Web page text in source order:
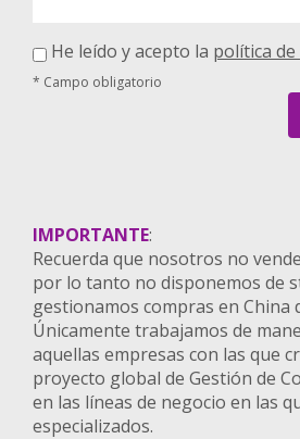
He leído y acepto la política
* Campo obligatorio
IMPORTANTE:
Recuerda que nosotros no
por lo tanto no disponemos de
gestionamos compras en China
Únicamente trabajamos de
aquellas empresas con las que
proyecto global de Gestión de
en las líneas de negocio en las
especializados.